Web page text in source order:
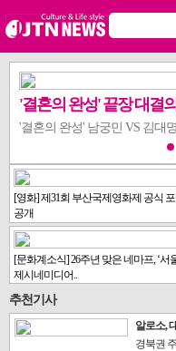
'결혼의 완성' 끝장 대결
'결혼의 완성' 남궁민 VS 김대
[영화] 제31회 부산국제영화제 공식
공개
[문화계소식] 26주년 맞은 네마프, ‘서
제시네미디어..
추천기사
알로소,
경북권